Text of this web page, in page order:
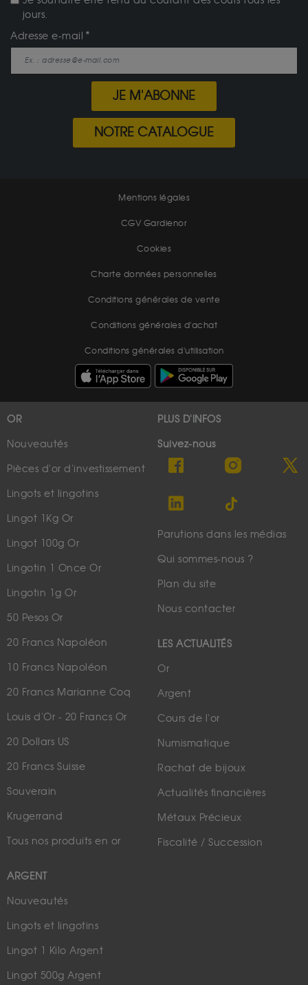
jours.
Adresse e-mail
JE M'ABONNE
NOTRE CATALOGUE
Mentions légales
CGV Gardienor
Cookies
Charte données personnelles
Conditions générales de vente
Conditions générales d'achat
Conditions générales d'utilisation
OR
Nouveautés
Pièces d'or d'investissement
Lingots et lingotins
Lingot 1Kg Or
Lingot 100g Or
Lingotin 1 Once Or
Lingotin 1g Or
50 Pesos Or
20 Francs Napoléon
10 Francs Napoléon
20 Francs Marianne Coq
Louis d'Or - 20 Francs Or
20 Dollars US
20 Francs Suisse
Souverain
Krugerrand
Tous nos produits en or
ARGENT
Nouveautés
Lingots et lingotins
Lingot 1 Kilo Argent
Lingot 500g Argent
PLUS D'INFOS
Suivez-nous
Parutions dans les médias
Qui sommes-nous ?
Plan du site
Nous contacter
LES ACTUALITÉS
Or
Argent
Cours de l'or
Numismatique
Rachat de bijoux
Actualités financières
Métaux Précieux
Fiscalité / Succession